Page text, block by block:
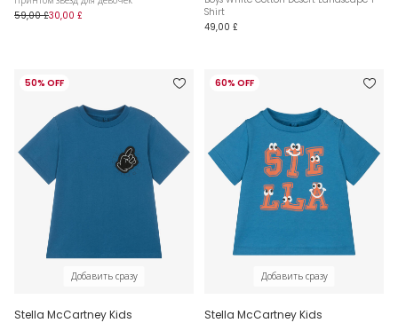
59,00 £30,00 £
Shirt
49,00 £
50% OFF
Добавить сразу
Stella McCartney Kids
60% OFF
Добавить сразу
Stella McCartney Kids